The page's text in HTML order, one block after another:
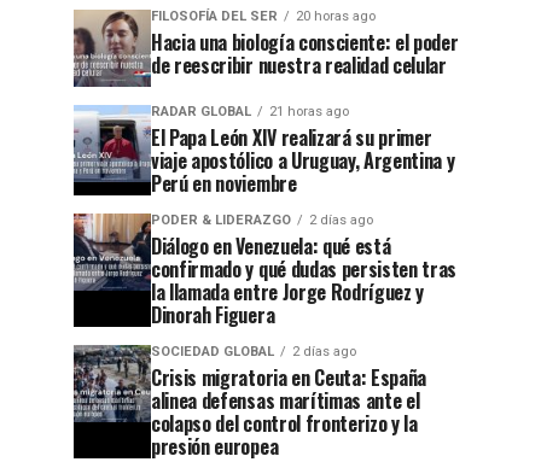
FILOSOFÍA DEL SER 20 horas ago
Hacia una biología consciente: el poder
de reescribir nuestra realidad celular
RADAR GLOBAL 21 horas ago
El Papa León XIV realizará su primer
viaje apostólico a Uruguay, Argentina y
Perú en noviembre
PODER & LIDERAZGO 2 días ago
Diálogo en Venezuela: qué está
confirmado y qué dudas persisten tras
la llamada entre Jorge Rodríguez y
Dinorah Figuera
SOCIEDAD GLOBAL 2 días ago
Crisis migratoria en Ceuta: España
alinea defensas marítimas ante el
colapso del control fronterizo y la
presión europea